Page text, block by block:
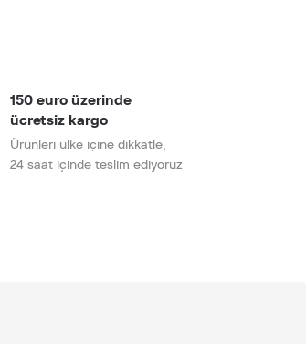
150 euro üzerinde
ücretsiz kargo
Ürünleri ülke içine dikkatle,
24 saat içinde teslim ediyoruz